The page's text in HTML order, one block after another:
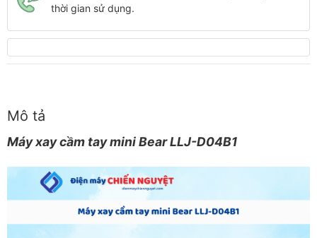
thời gian sử dụng.
Mô tả
Máy xay cầm tay mini Bear LLJ-D04B1